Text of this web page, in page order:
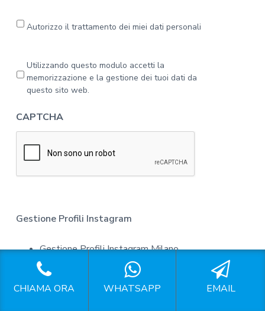
e
l
f
o
t
a
l
p
Autorizzo il trattamento dei miei dati personali
r
c
y
*
Utilizzando questo modulo accetti la
memorizzazione e la gestione dei tuoi dati da
questo sito web.
CAPTCHA
Gestione Profili Instagram
Gestione Profili Instagram Milano
Gestione Profili Instagram Colonne Di San
Lorenzo Milano
CHIAMA ORA WHATSAPP EMAIL